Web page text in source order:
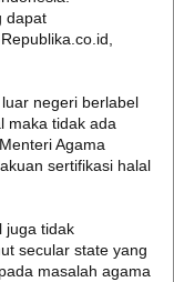
dapat
negeri berlabel
maka tidak ada
Agama
sertifikasi halal
juga tidak
secular state yang
masalah agama